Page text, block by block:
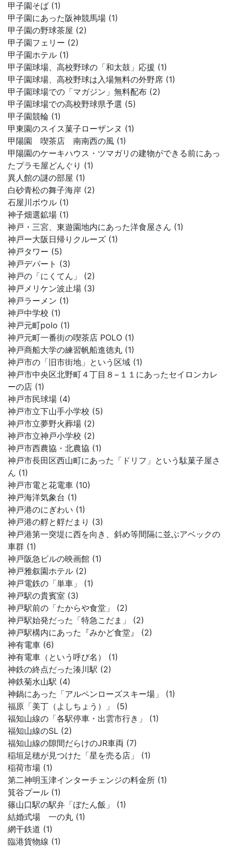
甲子園そば (1)
甲子園にあった阪神競馬場 (1)
甲子園の野球茶屋 (2)
甲子園フェリー (2)
甲子園ホテル (1)
甲子園球場、高校野球の「和太鼓」応援 (1)
甲子園球場、高校野球は入場無料の外野席 (1)
甲子園球場での「マガジン」無料配布 (2)
甲子園球場での高校野球県予選 (5)
甲子園競輪 (1)
甲東園のスイス菓子ローザンヌ (1)
甲陽園 喫茶店 南南西の風 (1)
甲陽園のケーキハウス・ツマガリの建物ができる前にあっ
たプラモ屋どんぐり (1)
異人館の謎の部屋 (1)
白砂青松の舞子海岸 (2)
石屋川ボウル (1)
神子畑選鉱場 (1)
神戸・三宮、東遊園地内にあった洋食屋さん (1)
神戸ー大阪日帰りクルーズ (1)
神戸タワー (5)
神戸デパート (3)
神戸の「にくてん」 (2)
神戸メリケン波止場 (3)
神戸ラーメン (1)
神戸中学校 (1)
神戸元町polo (1)
神戸元町一番街の喫茶店 POLO (1)
神戸商船大学の練習帆船進徳丸 (1)
神戸市の「旧市街地」という区域 (1)
神戸市中央区北野町４丁目８−１１にあったセイロンカレ
ーの店 (1)
神戸市民球場 (4)
神戸市立下山手小学校 (5)
神戸市立夢野火葬場 (2)
神戸市立神戸小学校 (2)
神戸市西農協・北農協 (1)
神戸市長田区西山町にあった「ドリフ」という駄菓子屋さ
ん (1)
神戸市電と花電車 (10)
神戸海洋気象台 (1)
神戸港のにぎわい (1)
神戸港の艀と艀だまり (3)
神戸港第一突堤に西を向き、斜め等間隔に並ぶアベックの
車群 (1)
神戸阪急ビルの映画館 (1)
神戸雅叙園ホテル (2)
神戸電鉄の「単車」 (1)
神戸駅の貴賓室 (3)
神戸駅前の「たからや食堂」 (2)
神戸駅始発だった「特急こだま」 (2)
神戸駅構内にあった『みかど食堂』 (2)
神有電車 (6)
神有電車（という呼び名） (1)
神鉄の終点だった湊川駅 (2)
神鉄菊水山駅 (4)
神鍋にあった「アルペンローズスキー場」 (1)
福原「美丁（よしちょう）」 (5)
福知山線の「各駅停車・出雲市行き」 (1)
福知山線のSL (2)
福知山線の隙間だらけのJR車両 (7)
稲垣足穂が見つけた「星を売る店」 (1)
稲荷市場 (1)
第二神明玉津インターチェンジの料金所 (1)
箕谷プール (1)
篠山口駅の駅弁「ぼたん飯」 (1)
結婚式場 一の丸 (1)
網干鉄道 (1)
臨港貨物線 (1)